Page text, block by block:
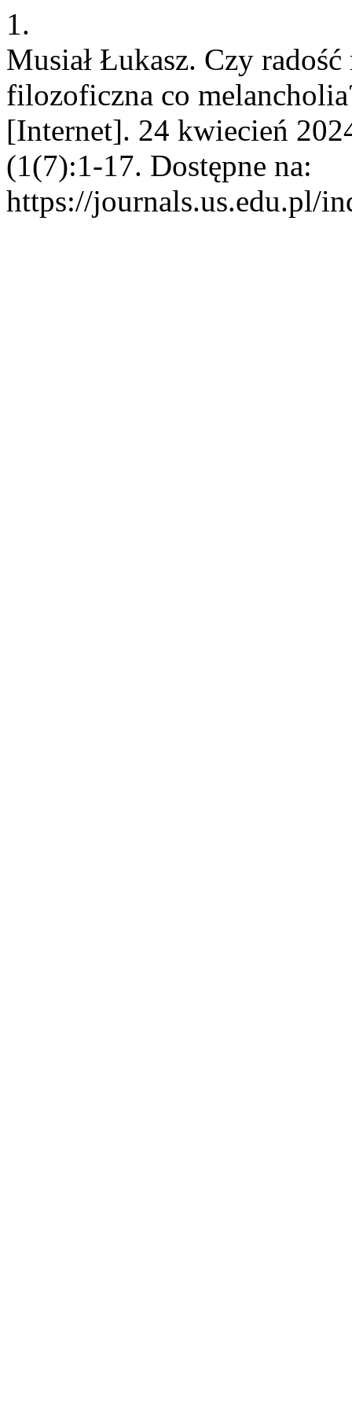
1.
Musiał Łukasz. Czy
filozoficzna co
[Internet]. 24 kwiecień
(1(7):1-17. Dostępne na:
https://journals.us.edu.pl/